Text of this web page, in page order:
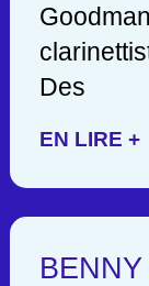
Des
EN LIRE +